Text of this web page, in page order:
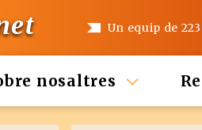
Un equip de
nosaltres